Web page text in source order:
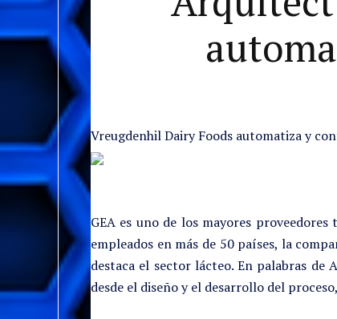
Vreugdenhil Dairy Foods automatiza y
GEA es uno de los mayores
empleados en más de 50 países, la
destaca el sector lácteo. En palabras de
desde el diseño y el desarrollo del